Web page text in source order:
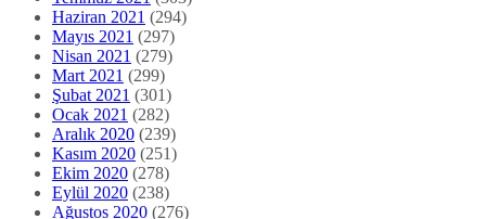
Haziran 2021 (294)
Mayıs 2021 (297)
Nisan 2021 (279)
Mart 2021 (299)
Şubat 2021 (301)
Ocak 2021 (282)
Aralık 2020 (239)
Kasım 2020 (251)
Ekim 2020 (278)
Eylül 2020 (238)
Ağustos 2020 (276)